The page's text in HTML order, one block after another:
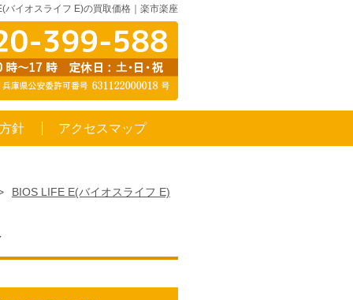
バイオスライフ E)の買取価格｜楽市楽座
針 アクセスマップ
BIOS LIFE E(バイオスライフ E)